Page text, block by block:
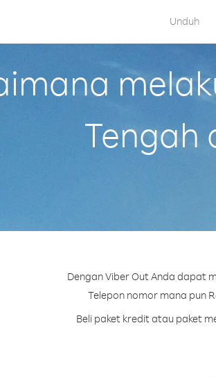
Unduh
Tengah
Dengan Viber Out Anda dapat
Telepon nomor mana pun
Beli paket kredit atau paket